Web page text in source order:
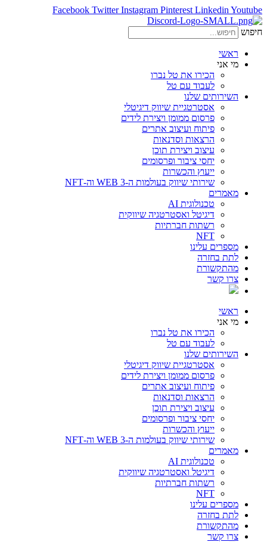
Facebook Twitter Instagram Pinterest Linkedin Youtube
חיפוש
ראשי
מי אני
הכירו את טל נברו
לעבוד עם טל
השירותים שלנו
אסטרטגיית שיווק דיגיטלי
פרסום ממומן ויצירת לידים
פיתוח ועיצוב אתרים
הרצאות וסדנאות
עיצוב ויצירת תוכן
יחסי ציבור ופרסומים
ייעוץ והכשרות
שירותי שיווק בעולמות ה-WEB 3 וה-NFT
מאמרים
טכנולוגית AI
דיגיטל ואסטרטגיה שיווקית
רשתות חברתיות
NFT
מספרים עלינו
לתת בחזרה
מהתקשורת
צרו קשר
ראשי
מי אני
הכירו את טל נברו
לעבוד עם טל
השירותים שלנו
אסטרטגיית שיווק דיגיטלי
פרסום ממומן ויצירת לידים
פיתוח ועיצוב אתרים
הרצאות וסדנאות
עיצוב ויצירת תוכן
יחסי ציבור ופרסומים
ייעוץ והכשרות
שירותי שיווק בעולמות ה-WEB 3 וה-NFT
מאמרים
טכנולוגית AI
דיגיטל ואסטרטגיה שיווקית
רשתות חברתיות
NFT
מספרים עלינו
לתת בחזרה
מהתקשורת
צרו קשר